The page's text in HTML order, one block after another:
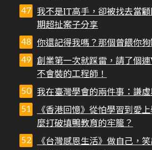
我不是IT高手，卻被找去當
期超扯案子分享
你還記得我嗎？那個曾餵你
創業第一次就踩雷，請了個
不會裝的工程師！
我在臺灣學會的兩件事：謙
《香港回憶》從怕學習到愛
麼打破填鴨教育的牢籠？
《台灣感恩生活》做自己，